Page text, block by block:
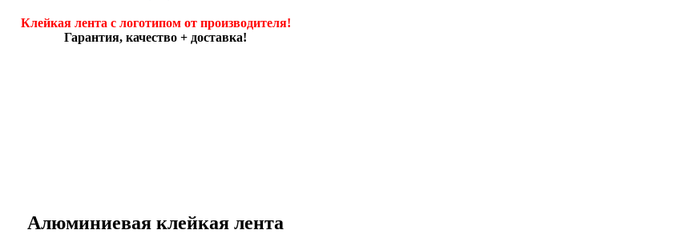
Клейкая лента с логотипом от производителя!
Гарантия, качество + доставка!
Алюминиевая клейкая лента